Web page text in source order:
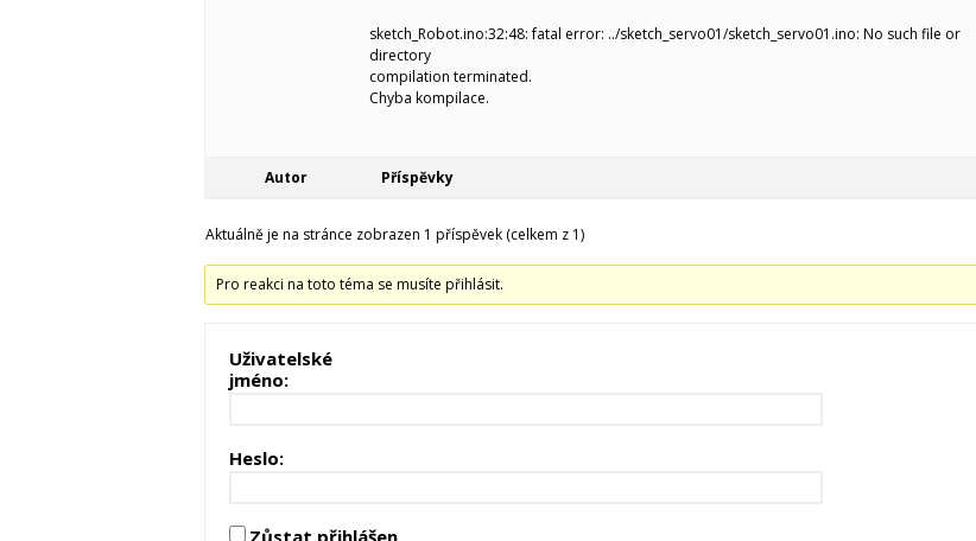
sketch_Robot.ino:32:48: fatal error: ../sketch_servo01/sketch_servo01.ino: No such file or
directory
compilation terminated.
Chyba kompilace.
Autor Příspěvky
Aktuálně je na stránce zobrazen 1 příspěvek (celkem z 1)
Pro reakci na toto téma se musíte přihlásit.
Uživatelské
jméno:
Heslo:
Zůstat přihlášen